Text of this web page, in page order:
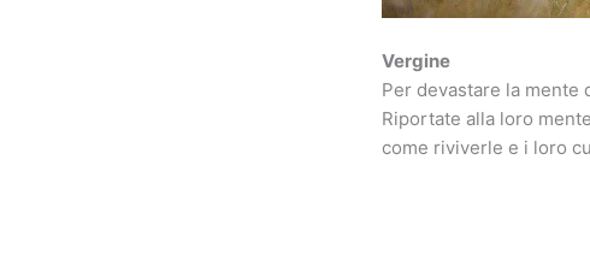
Vergine
Per devastare la mente
Riportate alla loro
come riviverle e i loro